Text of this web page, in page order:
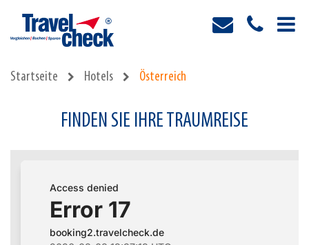
Startseite Hotels Österreich
FINDEN SIE IHRE TRAUMREISE